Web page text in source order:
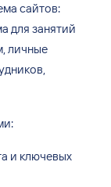
сайтов:
для занятий
личные
и ключевых